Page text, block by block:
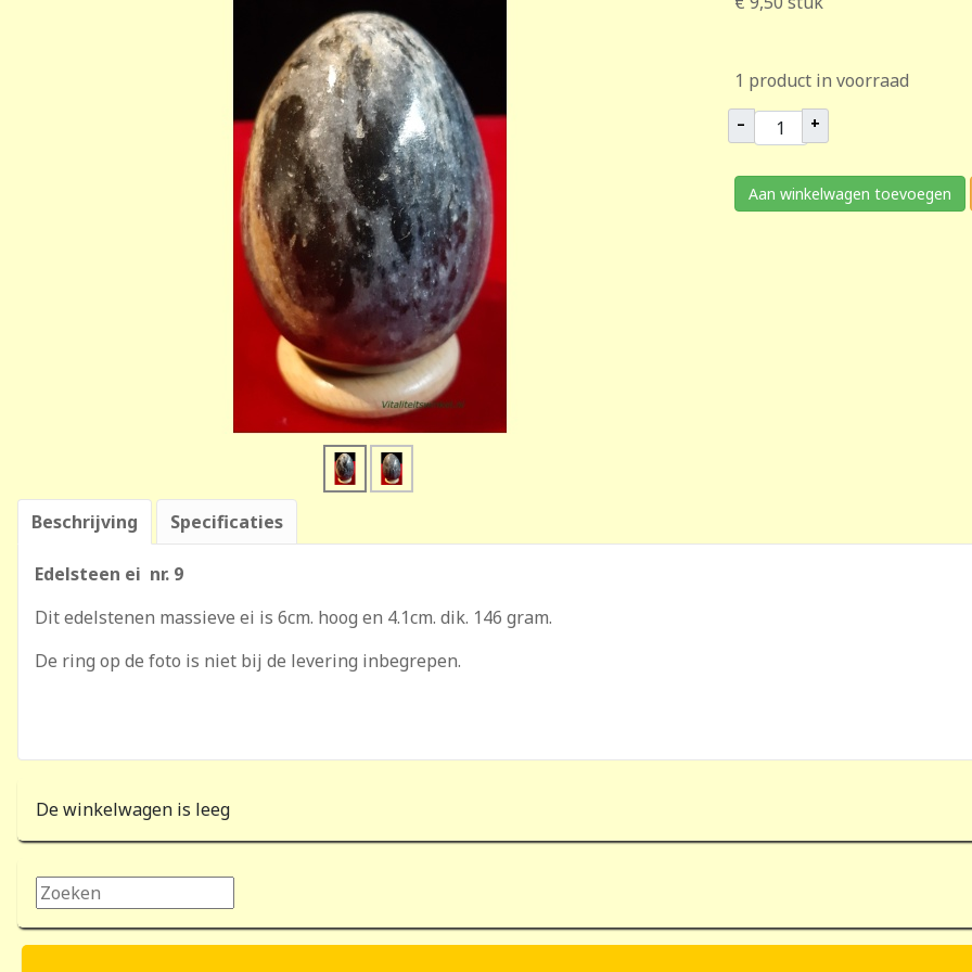
1 product in voorraad
– +
Aan winkelwagen toevoegen
Beschrijving Specificaties
Edelsteen ei nr. 9
Dit edelstenen massieve ei is 6cm. hoog en 4.1cm. dik. 146 gram.
De ring op de foto is niet bij de levering inbegrepen.
De winkelwagen is leeg
Zoeken...